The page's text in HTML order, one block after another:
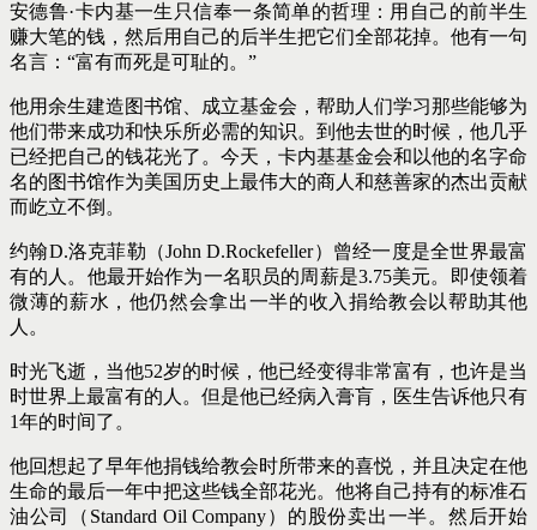
安德鲁·卡内基一生只信奉一条简单的哲理：用自己的前半生
赚大笔的钱，然后用自己的后半生把它们全部花掉。他有一句
名言：“富有而死是可耻的。”
他用余生建造图书馆、成立基金会，帮助人们学习那些能够为
他们带来成功和快乐所必需的知识。到他去世的时候，他几乎
已经把自己的钱花光了。今天，卡内基基金会和以他的名字命
名的图书馆作为美国历史上最伟大的商人和慈善家的杰出贡献
而屹立不倒。
约翰D.洛克菲勒（John D.Rockefeller）曾经一度是全世界最富
有的人。他最开始作为一名职员的周薪是3.75美元。即使领着
微薄的薪水，他仍然会拿出一半的收入捐给教会以帮助其他
人。
时光飞逝，当他52岁的时候，他已经变得非常富有，也许是当
时世界上最富有的人。但是他已经病入膏肓，医生告诉他只有
1年的时间了。
他回想起了早年他捐钱给教会时所带来的喜悦，并且决定在他
生命的最后一年中把这些钱全部花光。他将自己持有的标准石
油公司（Standard Oil Company）的股份卖出一半。然后开始